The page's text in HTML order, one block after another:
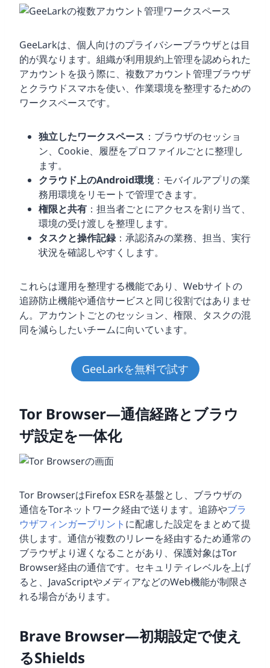
GeeLarkは、個人向けのプライバシーブラウザとは目
的が異なります。組織が利用規約上管理を認められた
アカウントを扱う際に、複数アカウント管理ブラウザ
とクラウドスマホを使い、作業環境を整理するための
ワークスペースです。
独立したワークスペース ：ブラウザのセッショ
ン、Cookie、履歴をプロファイルごとに整理し
ます。
クラウド上のAndroid環境：モバイルアプリの業
務用環境をリモートで管理できます。
権限と共有 ：担当者ごとにアクセスを割り当て、
環境の受け渡しを整理します。
タスクと操作記録：承認済みの業務、担当、実行
状況を確認しやすくします。
これらは運用を整理する機能であり、Webサイトの
追跡防止機能や通信サービスと同じ役割ではありませ
ん。アカウントごとのセッション、権限、タスクの混
同を減らしたいチームに向いています。
GeeLarkを無料で試す
Tor Browser—通信経路とブラウ
ザ設定を一体化
Tor BrowserはFirefox ESRを基盤とし、ブラウザの
通信をTorネットワーク経由で送ります。追跡やブラ
ウザフィンガープリント に配慮した設定をまとめて提
供します。通信が複数のリレーを経由するため通常の
ブラウザより遅くなることがあり、保護対象はTor
Browser経由の通信です。セキュリティレベルを上げ
ると、JavaScriptやメディアなどのWeb機能が制限さ
れる場合があります。
Brave Browser—初期設定で使え
るShields